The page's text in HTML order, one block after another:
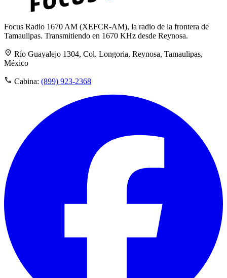
Focus Radio 1670 AM (XEFCR-AM), la radio de la frontera de
Tamaulipas. Transmitiendo en 1670 KHz desde Reynosa.
Río Guayalejo 1304, Col. Longoria, Reynosa, Tamaulipas,
México
Cabina: (899) 923-2368